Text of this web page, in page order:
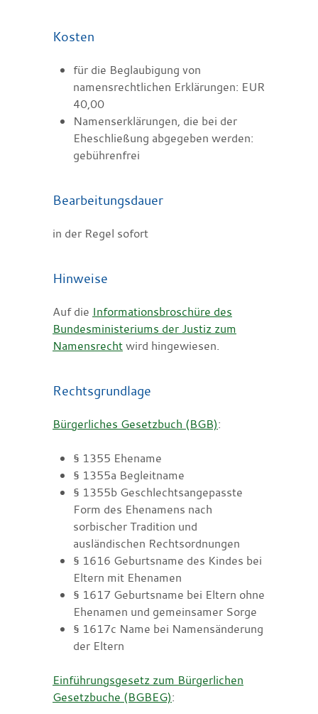
Kosten
für die Beglaubigung von
namensrechtlichen Erklärungen: EUR
40,00
Namenserklärungen, die bei der
Eheschließung abgegeben werden:
gebührenfrei
Bearbeitungsdauer
in der Regel sofort
Hinweise
Auf die Informationsbroschüre des
Bundesministeriums der Justiz zum
Namensrechtwird hingewiesen.
Rechtsgrundlage
Bürgerliches Gesetzbuch (BGB):
§ 1355 Ehename
§ 1355a Begleitname
§ 1355b Geschlechtsangepasste
Form des Ehenamens nach
sorbischer Tradition und
ausländischen Rechtsordnungen
§ 1616 Geburtsname des Kindes bei
Eltern mit Ehenamen
§ 1617 Geburtsname bei Eltern ohne
Ehenamen und gemeinsamer Sorge
§ 1617c Name bei Namensänderung
der Eltern
Einführungsgesetz zum Bürgerlichen
Gesetzbuche (BGBEG):